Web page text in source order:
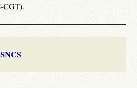
CGT).
SNCS